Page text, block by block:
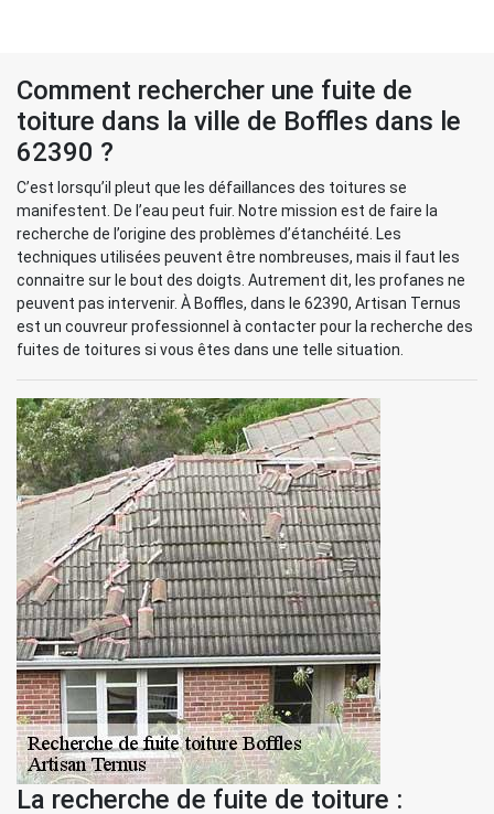
Comment rechercher une fuite de
toiture dans la ville de Boffles dans le
62390 ?
C’est lorsqu’il pleut que les défaillances des toitures se
manifestent. De l’eau peut fuir. Notre mission est de faire la
recherche de l’origine des problèmes d’étanchéité. Les
techniques utilisées peuvent être nombreuses, mais il faut les
connaitre sur le bout des doigts. Autrement dit, les profanes ne
peuvent pas intervenir. À Boffles, dans le 62390, Artisan Ternus
est un couvreur professionnel à contacter pour la recherche des
fuites de toitures si vous êtes dans une telle situation.
La recherche de fuite de toiture :